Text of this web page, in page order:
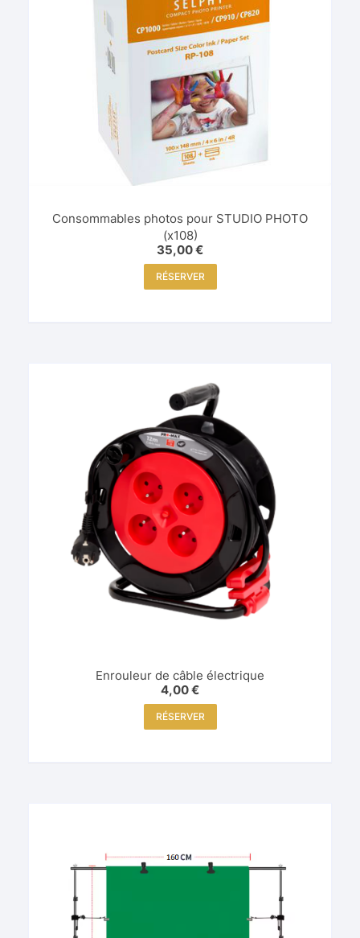
Consommables photos pour STUDIO PHOTO
(x108)
35,00€
RÉSERVER
Enrouleur de câble électrique
4,00€
RÉSERVER